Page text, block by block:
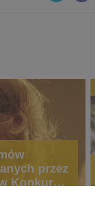
przez
Konkursie